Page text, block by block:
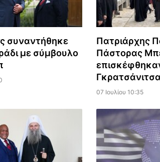
συναντήθηκε
με σύμβουλο
Πατριάρχης
Πάστορας
Γκρατσάνιτσα
07 Ιουλίου 10:35